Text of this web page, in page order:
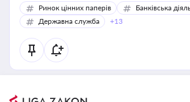
Ринок цінних паперів
Банківська
Державна служба
+13